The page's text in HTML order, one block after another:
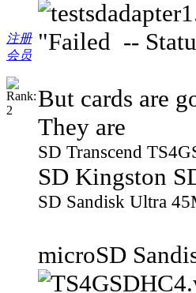
注册
会员 "Failed --
But cards are
They are
SD Transcend
SD Kingston
SD Sandisk Ultra
microSD